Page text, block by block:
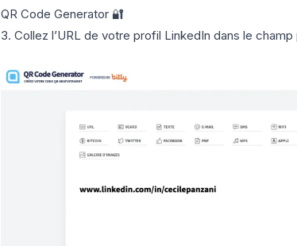
QR Code Generator🔐
3. Collez l’URL de votre profil LinkedIn dans le